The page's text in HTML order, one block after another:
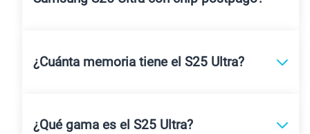
¿Cuánta memoria tiene el S25 Ultra?
¿Qué gama es el S25 Ultra?